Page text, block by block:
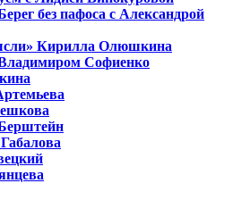
без пафоса с Александрой
Кирилла Олюшкина
Владимиром Софиенко